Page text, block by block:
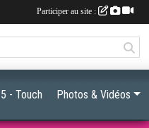
- Touch Photos & Vidéos
Participer au site :